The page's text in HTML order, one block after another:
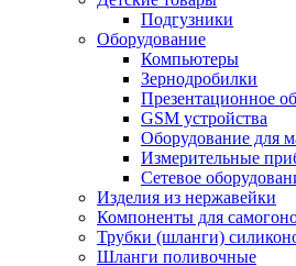
Подгузники
Оборудование
Компьютеры
Зернодробилки
Презентационное
GSM устройства
Оборудование для
Измерительные
Сетевое
Изделия из нержавейки
Компоненты для
Трубки (шланги)
Шланги поливочные